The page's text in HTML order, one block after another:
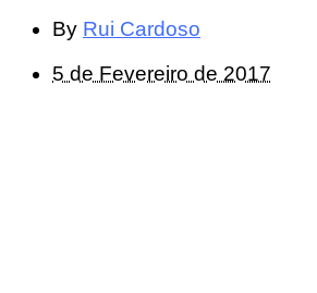
By Rui Cardoso
5 de Fevereiro de 2017